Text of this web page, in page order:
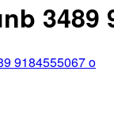
3489